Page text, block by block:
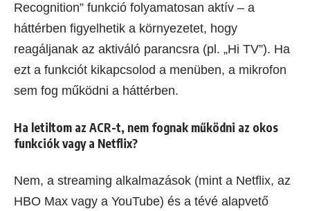
Recognition” funkció folyamatosan aktív – a
háttérben figyelhetik a környezetet, hogy
reagáljanak az aktiváló parancsra (pl. „Hi TV”). Ha
ezt a funkciót kikapcsolod a menüben, a mikrofon
sem fog működni a háttérben.
Ha letiltom az ACR-t, nem fognak működni az okos
funkciók vagy a Netflix?
Nem, a streaming alkalmazások (mint a Netflix, az
HBO Max vagy a YouTube) és a tévé alapvető